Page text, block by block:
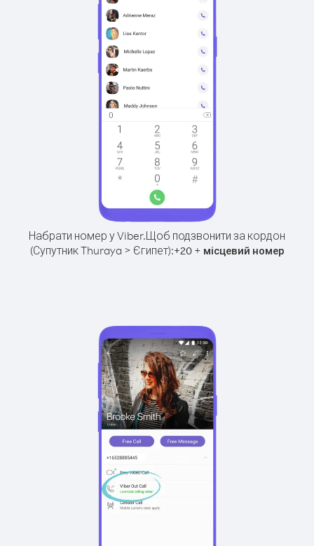
Набрати номер у Viber.Щоб подзвонити за кордон
(Супутник Thuraya > Єгипет):+20+ місцевий номер